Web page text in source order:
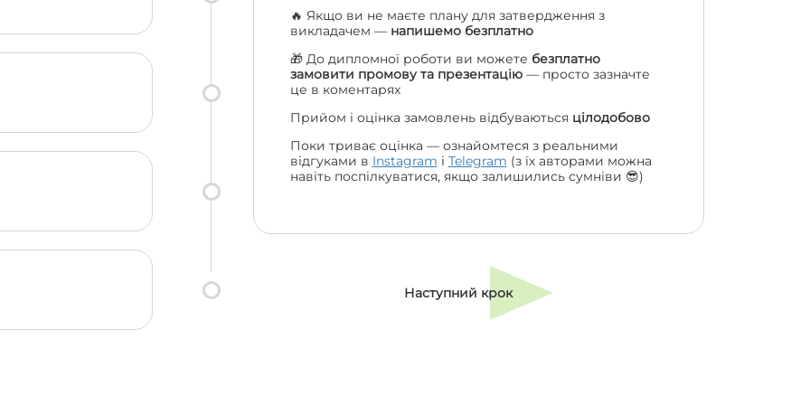
🔥 Якщо ви не маєте плану для затвердження з
викладачем — напишемо безплатно
🎁 До дипломної роботи ви можете безплатно
замовити промову та презентацію— просто зазначте
це в коментарях
Прийом і оцінка замовлень відбуваються цілодобово
Поки триває оцінка — ознайомтеся з реальними
відгуками в Instagram і Telegram (з їх авторами можна
навіть поспілкуватися, якщо залишились сумніви 😎)
Наступний крок